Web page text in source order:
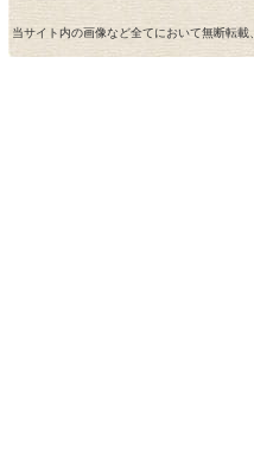
当サイト内の画像など全てにおいて無断転